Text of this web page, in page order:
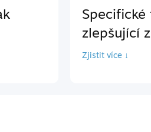
zlepšující
Zjistit více ↓